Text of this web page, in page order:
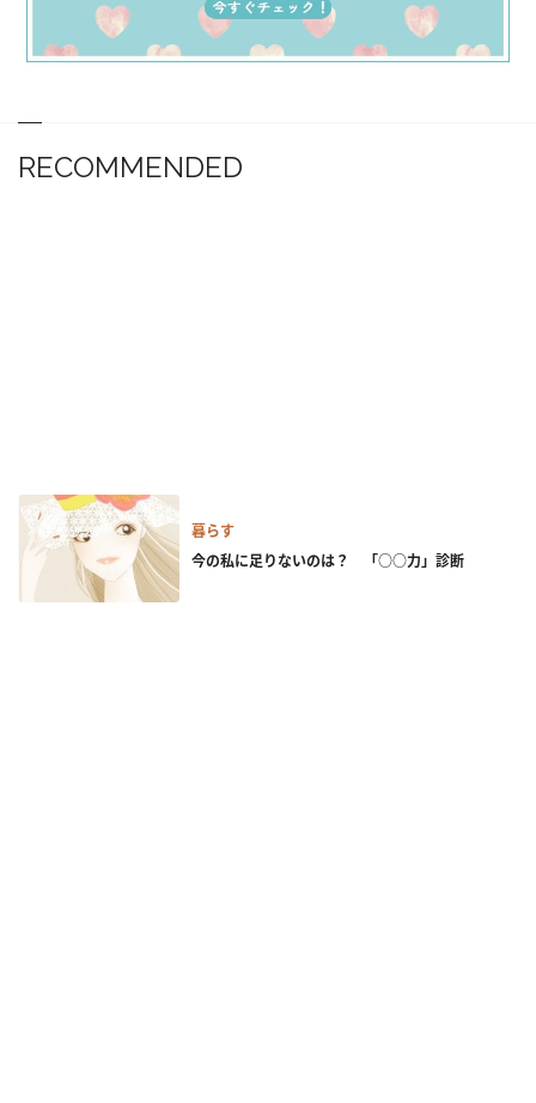
RECOMMENDED
暮らす
今の私に足りないのは？ 「○○力」診断